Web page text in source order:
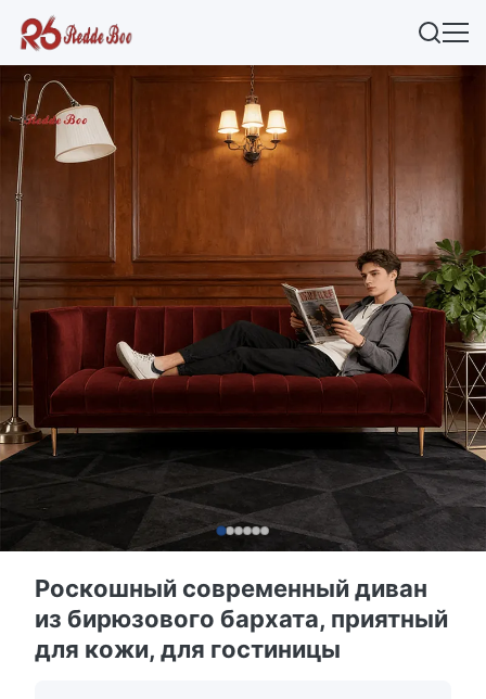
Роскошный современный диван
из бирюзового бархата, приятный
для кожи, для гостиницы